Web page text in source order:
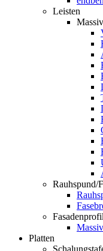
Leisten
Rauhspund/
Platten